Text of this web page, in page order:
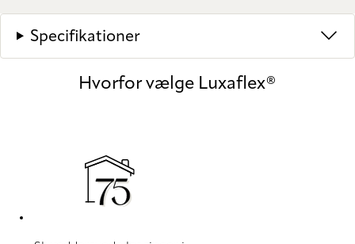
Specifikationer
Hvorfor vælge Luxaflex®